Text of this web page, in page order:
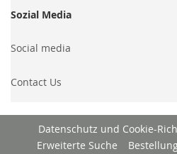
Sozial Media
Social media
Contact Us
Datenschutz und Cookie-
Erweiterte Suche